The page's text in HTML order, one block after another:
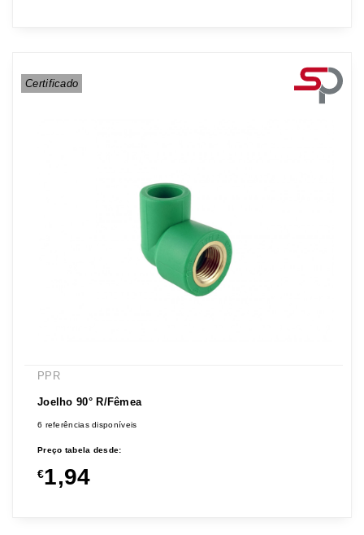
Certificado
PPR
Joelho 90° R/Fêmea
6 referências disponíveis
Preço tabela desde:
€1,94